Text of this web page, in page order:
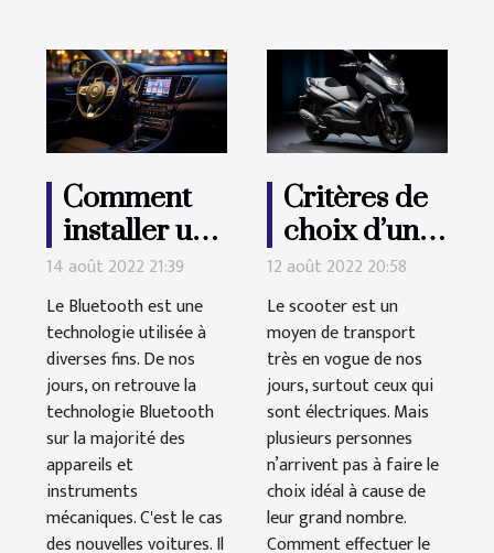
Comment
installer un
Bluetooth
sur un
véhicule ?
14 août 2022 21:39
Le Bluetooth est une
technologie utilisée à
diverses fins. De nos
jours, on retrouve la
technologie Bluetooth
sur la majorité des
appareils et
instruments
mécaniques. C'est le cas
des nouvelles voitures. Il
Critères de
choix d’un
scooter
électrique
12 août 2022 20:58
Le scooter est un
moyen de transport
très en vogue de nos
jours, surtout ceux qui
sont électriques. Mais
plusieurs personnes
n’arrivent pas à faire le
choix idéal à cause de
leur grand nombre.
Comment effectuer le